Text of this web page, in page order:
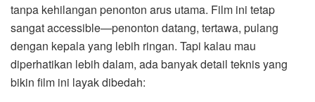
tanpa kehilangan penonton arus utama. Film ini tetap
sangat accessible—penonton datang, tertawa, pulang
dengan kepala yang lebih ringan. Tapi kalau mau
diperhatikan lebih dalam, ada banyak detail teknis yang
bikin film ini layak dibedah: